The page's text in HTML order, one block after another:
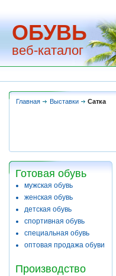
ОБУВЬ
веб-каталог
Главная Выставки Сатка
Готовая обувь
мужская обувь
женская обувь
детская обувь
спортивная обувь
специальная обувь
оптовая продажа обуви
Производство